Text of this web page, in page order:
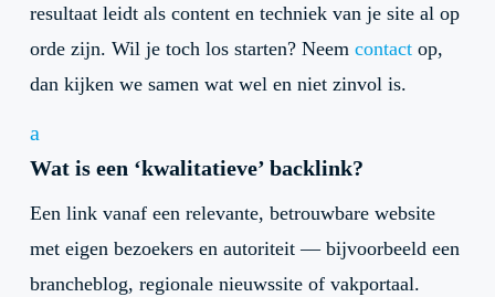
resultaat leidt als content en techniek van je site al op
orde zijn. Wil je toch los starten? Neem contactop,
dan kijken we samen wat wel en niet zinvol is.
a
Wat is een ‘kwalitatieve’ backlink?
Een link vanaf een relevante, betrouwbare website
met eigen bezoekers en autoriteit — bijvoorbeeld een
brancheblog, regionale nieuwssite of vakportaal.